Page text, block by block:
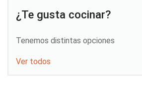
¿Te gusta cocinar?
Tenemos distintas opciones
Ver todos